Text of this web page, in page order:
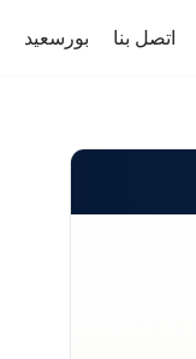
اتصل بنا بورسعيد